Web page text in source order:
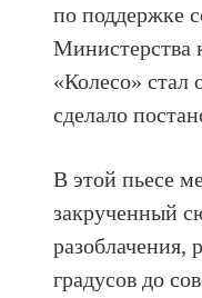
по поддержке
Министерства
«Колесо» стал
сделало
В этой пьесе
закрученный
разоблачения,
градусов до